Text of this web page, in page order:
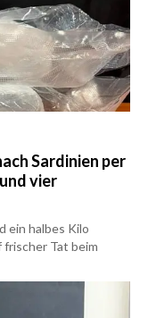
Sardinien per
vier
ein halbes Kilo
frischer Tat beim